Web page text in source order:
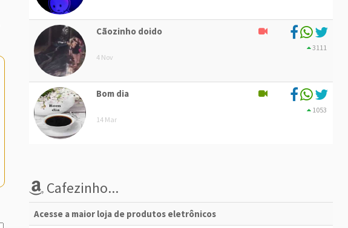
Cãozinho doido
4 Nov
3111
Bom dia
14 Mar
1053
Cafezinho...
Acesse a maior loja de produtos eletrônicos